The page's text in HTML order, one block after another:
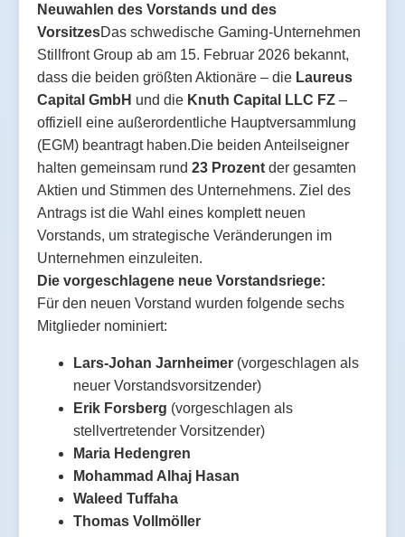
Neuwahlen des Vorstands und des
VorsitzesDas schwedische Gaming-Unternehmen
Stillfront Group ab am 15. Februar 2026 bekannt,
dass die beiden größten Aktionäre – die Laureus
Capital GmbH und die Knuth Capital LLC FZ –
offiziell eine außerordentliche Hauptversammlung
(EGM) beantragt haben.Die beiden Anteilseigner
halten gemeinsam rund 23 Prozent der gesamten
Aktien und Stimmen des Unternehmens. Ziel des
Antrags ist die Wahl eines komplett neuen
Vorstands, um strategische Veränderungen im
Unternehmen einzuleiten.
Die vorgeschlagene neue Vorstandsriege:
Für den neuen Vorstand wurden folgende sechs
Mitglieder nominiert:
Lars-Johan Jarnheimer (vorgeschlagen als
neuer Vorstandsvorsitzender)
Erik Forsberg (vorgeschlagen als
stellvertretender Vorsitzender)
Maria Hedengren
Mohammad Alhaj Hasan
Waleed Tuffaha
Thomas Vollmöller